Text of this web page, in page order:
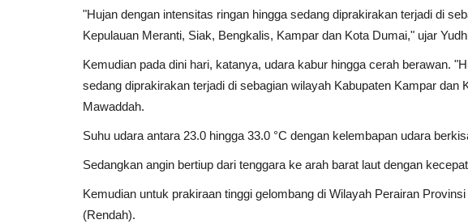
"Hujan dengan intensitas ringan hingga sedang diprakirakan terjadi di
Kepulauan Meranti, Siak, Bengkalis, Kampar dan Kota Dumai," ujar
Kemudian pada dini hari, katanya, udara kabur hingga cerah berawan.
sedang diprakirakan terjadi di sebagian wilayah Kabupaten Kampar dan
Mawaddah.
Suhu udara antara 23.0 hingga 33.0 °C dengan kelembapan udara
Sedangkan angin bertiup dari tenggara ke arah barat laut dengan
Kemudian untuk prakiraan tinggi gelombang di Wilayah Perairan
(Rendah).